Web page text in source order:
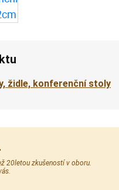
židle, konferenční stoly
20letou zkušeností v oboru.